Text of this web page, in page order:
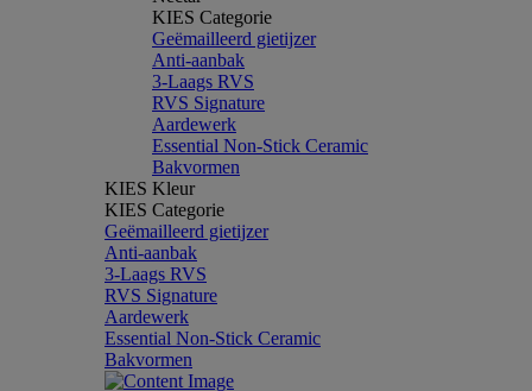
KIES Categorie
Geëmailleerd gietijzer
Anti-aanbak
3-Laags RVS
RVS Signature
Aardewerk
Essential Non-Stick Ceramic
Bakvormen
KIES Kleur
KIES Categorie
Geëmailleerd gietijzer
Anti-aanbak
3-Laags RVS
RVS Signature
Aardewerk
Essential Non-Stick Ceramic
Bakvormen